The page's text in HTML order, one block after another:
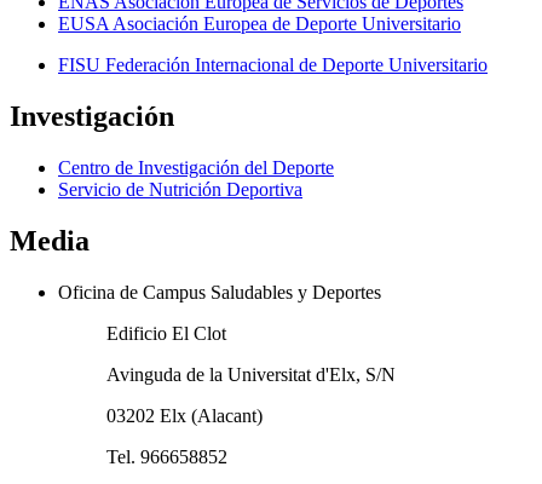
EUSA Asociación Europea de Deporte Universitario
FISU Federación Internacional de Deporte Universitario
Investigación
Centro de Investigación del Deporte
Servicio de Nutrición Deportiva
Media
Oficina de Campus Saludables y Deportes
Edificio El Clot
Avinguda de la Universitat d'Elx, S/N
03202 Elx (Alacant)
Tel. 966658852